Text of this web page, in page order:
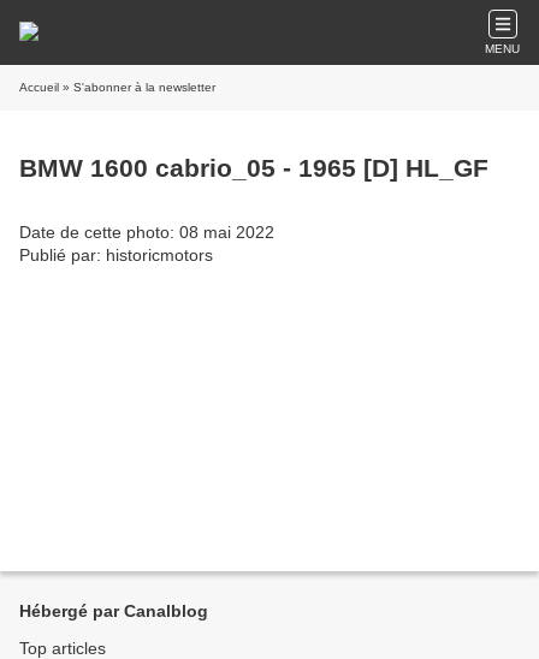
MENU
Accueil » S'abonner à la newsletter
BMW 1600 cabrio_05 - 1965 [D] HL_GF
Date de cette photo: 08 mai 2022
Publié par: historicmotors
Hébergé par Canalblog
Top articles